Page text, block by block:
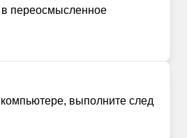
в переосмысленное
выполните след